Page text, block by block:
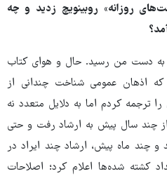
روزانه» روبینویچ زدید و چه
کتاب به دست من رسید. حال و هوای کتاب
اذهان عمومی شناخت چندانی از
ترجمه کردم اما به دلایل متعدد نه
چند سال پیش به ارشاد رفت و حتی
چند ماه پیش، ارشاد چند ایراد در
کشته شده‌ها اعلام کرد؛ اصلاحات